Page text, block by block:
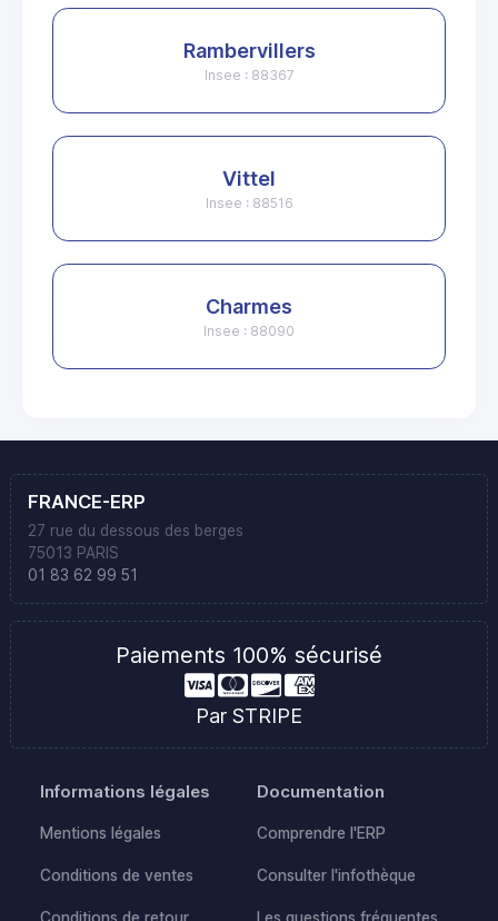
Rambervillers
Insee : 88367
Vittel
Insee : 88516
Charmes
Insee : 88090
FRANCE-ERP
27 rue du dessous des berges
75013 PARIS
01 83 62 99 51
Paiements 100% sécurisé
Par STRIPE
Informations légales
Mentions légales
Conditions de ventes
Documentation
Comprendre l'ERP
Consulter l'infothèque